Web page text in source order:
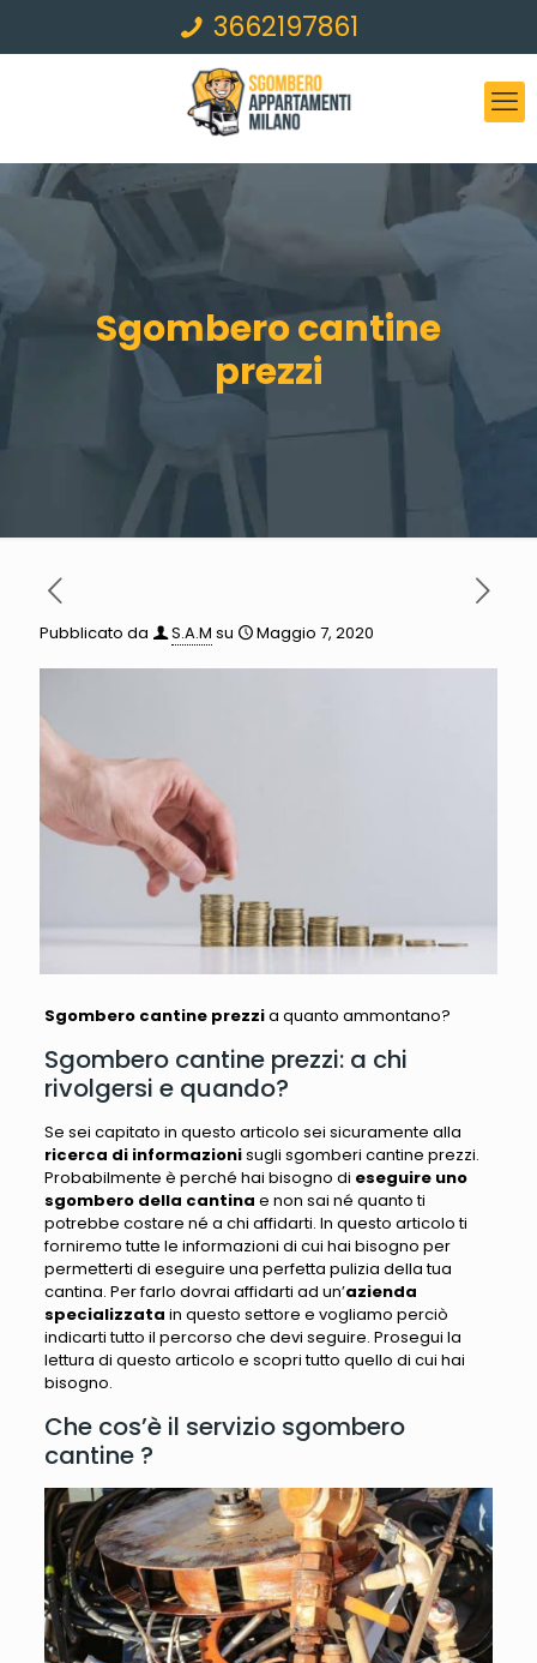
3662197861
Sgombero cantine
prezzi
Pubblicato da S.A.M su Maggio 7, 2020
Sgombero cantine prezzia quanto ammontano?
Sgombero cantine prezzi: a chi
rivolgersi e quando?
Se sei capitato in questo articolo sei sicuramente alla
ricerca di informazionisugli sgomberi cantine prezzi.
Probabilmente è perché hai bisogno di eseguire uno
sgombero della cantina e non sai né quanto ti
potrebbe costare né a chi affidarti. In questo articolo ti
forniremo tutte le informazioni di cui hai bisogno per
permetterti di eseguire una perfetta pulizia della tua
cantina. Per farlo dovrai affidarti ad un’azienda
specializzata in questo settore e vogliamo perciò
indicarti tutto il percorso che devi seguire. Prosegui la
lettura di questo articolo e scopri tutto quello di cui hai
bisogno.
Che cos’è il servizio sgombero
cantine ?